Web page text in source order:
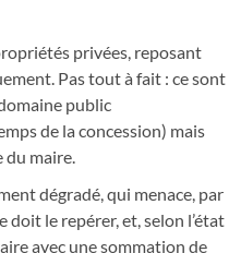
privées, reposant
Pas tout à fait : ce sont
public
de la concession) mais
maire.
dégradé, qui menace, par
doit le repérer, et, selon l’état
avec une sommation de